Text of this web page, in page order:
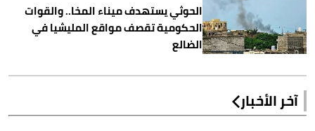
الحوثي يستهدف ميناء المخا.. والقوات
الحكومية تقصف مواقع المليشيا في
الضالع
آخر الأخبار